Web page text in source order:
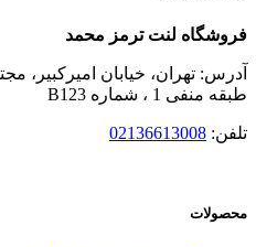
فروشگاه لنت ترمز محمد
آدرس: تهران، خیابان امیرکبیر،
طبقه منفی 1 ، شماره B123
تلفن: 02136613008
محصولات